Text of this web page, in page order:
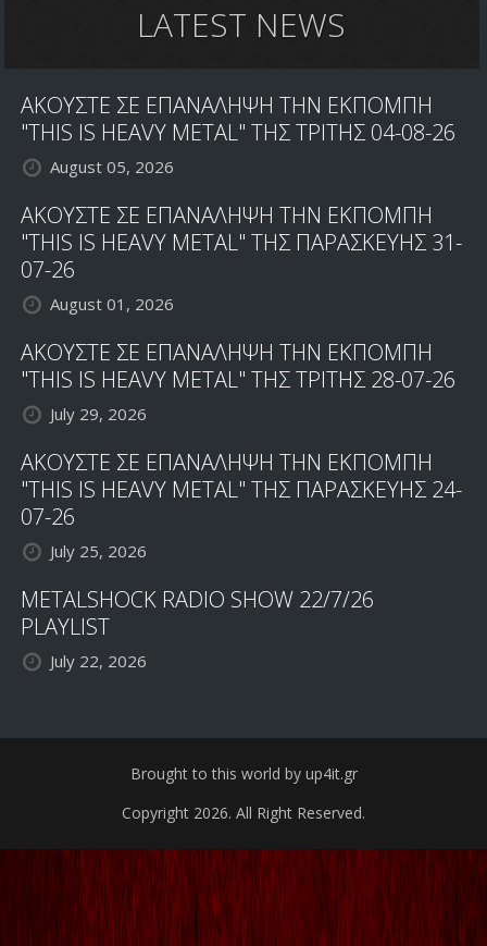
LATEST NEWS
ΑΚΟΥΣΤΕ ΣΕ ΕΠΑΝΑΛΗΨΗ ΤΗΝ ΕΚΠΟΜΠΗ
"THIS IS HEAVY METAL" ΤΗΣ ΤΡΙΤΗΣ 04-08-26
August 05, 2026
ΑΚΟΥΣΤΕ ΣΕ ΕΠΑΝΑΛΗΨΗ ΤΗΝ ΕΚΠΟΜΠΗ
"THIS IS HEAVY METAL" ΤΗΣ ΠΑΡΑΣΚΕΥΗΣ 31-
07-26
August 01, 2026
ΑΚΟΥΣΤΕ ΣΕ ΕΠΑΝΑΛΗΨΗ ΤΗΝ ΕΚΠΟΜΠΗ
"THIS IS HEAVY METAL" ΤΗΣ ΤΡΙΤΗΣ 28-07-26
July 29, 2026
ΑΚΟΥΣΤΕ ΣΕ ΕΠΑΝΑΛΗΨΗ ΤΗΝ ΕΚΠΟΜΠΗ
"THIS IS HEAVY METAL" ΤΗΣ ΠΑΡΑΣΚΕΥΗΣ 24-
07-26
July 25, 2026
METALSHOCK RADIO SHOW 22/7/26
PLAYLIST
July 22, 2026
Brought to this world by up4it.gr
Copyright 2026. All Right Reserved.